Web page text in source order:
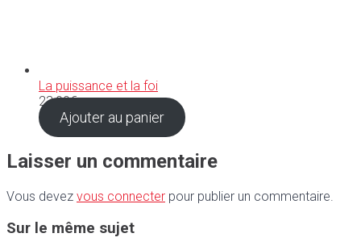
La puissance et la foi
23,00€
Ajouter au panier
Laisser un commentaire
Vous devez vous connecter pour publier un commentaire.
Sur le même sujet